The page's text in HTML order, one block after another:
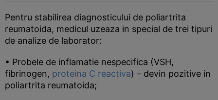
Pentru stabilirea diagnosticului de poliartrita
reumatoida, medicul uzeaza in special de trei tipuri
de analize de laborator:
• Probele de inflamatie nespecifica (VSH,
fibrinogen, proteina C reactiva) – devin pozitive in
poliartrita reumatoida;